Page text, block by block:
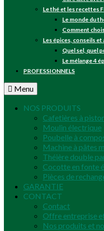
Le thé et les recettes
Le monde du
Comment
Les épices, conseils et
Quel sel, quel
Le mélange 4
PROFESSIONNELS
Menu
NOS PRODUITS
Cafetières à
Moulin électrique
Poubelle à
Machine à pâtes
Théière double
Cocotte en fonte
Pièces de
GARANTIE
CONTACT
Contact
Offre entreprise
Nos produits et